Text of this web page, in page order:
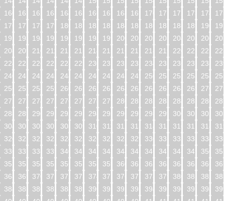
160
161 162 163 164 165 166 167 168 169 170 171 172 173 174
176
177 178 179 180 181 182 183 184 185 186 187 188 189 190
192
193 194 195 196 197 198 199 200 201 202 203 204 205 206
208
209 210 211 212 213 214 215 216 217 218 219 220 221 222
224
225 226 227 228 229 230 231 232 233 234 235 236 237 238
240
241 242 243 244 245 246 247 248 249 250 251 252 253 254
256
257 258 259 260 261 262 263 264 265 266 267 268 269 270
272
273 274 275 276 277 278 279 280 281 282 283 284 285 286
288
289 290 291 292 293 294 295 296 297 298 299 300 301 302
304
305 306 307 308 309 310 311 312 313 314 315 316 317 318
320
321 322 323 324 325 326 327 328 329 330 331 332 333 334
336
337 338 339 340 341 342 343 344 345 346 347 348 349 350
352
353 354 355 356 357 358 359 360 361 362 363 364 365 366
368
369 370 371 372 373 374 375 376 377 378 379 380 381 382
384
385 386 387 388 389 390 391 392 393 394 395 396 397 398